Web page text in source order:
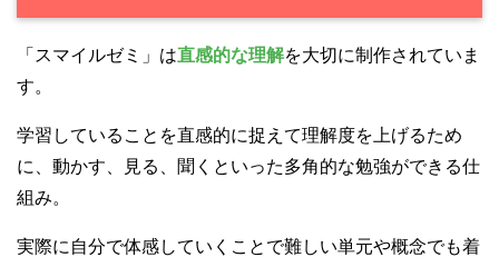
「スマイルゼミ」は直感的な理解を大切に制作されていま
す。
学習していることを直感的に捉えて理解度を上げるため
に、動かす、見る、聞くといった多角的な勉強ができる仕
組み。
実際に自分で体感していくことで難しい単元や概念でも着